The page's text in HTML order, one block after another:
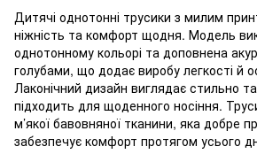
Дитячі однотонні трусики з милим
ніжність та комфорт щодня. Модель
однотонному кольорі та доповнена
голубами, що додає виробу легкості й
Лаконічний дизайн виглядає стильно
підходить для щоденного носіння.
м’якої бавовняної тканини, яка добре
забезпечує комфорт протягом усього